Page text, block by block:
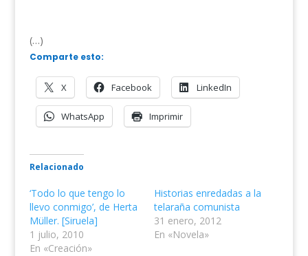
(…)
Comparte esto:
X Facebook LinkedIn
WhatsApp Imprimir
Relacionado
‘Todo lo que tengo lo
llevo conmigo’, de Herta
Müller. [Siruela]
1 julio, 2010
En «Creación»
Historias enredadas a la
telaraña comunista
31 enero, 2012
En «Novela»